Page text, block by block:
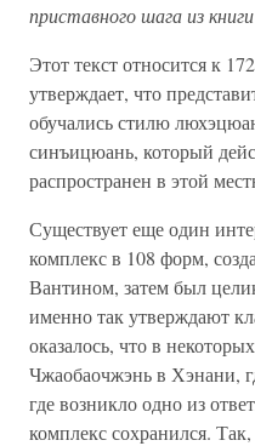
приставного шага из
Этот текст относится к
утверждает, что
обучались стилю
синъицюань, который
распространен в этой
Существует еще один
комплекс в 108 форм,
Вантином, затем был
именно так утверждают
оказалось, что в
Чжаобаочжэнь в Хэнани,
где возникло одно из
комплекс сохранился.